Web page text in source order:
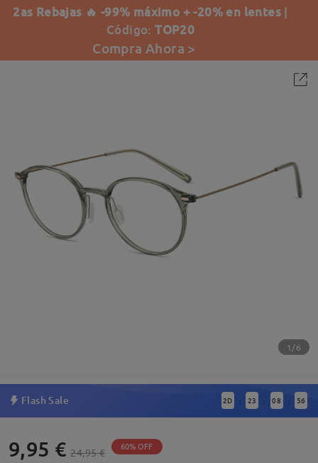
2as Rebajas 🔥 -99% máximo + -20% en lentes |
Código:TOP20
Compra Ahora >
1/6
Flash Sale 2D : 23 : 08 : 55
9,95 € 24,95 € 60% OFF